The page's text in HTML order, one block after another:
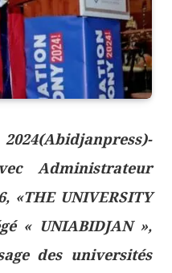
Administrateur
«THE UNIVERSITY
« UNIABIDJAN »,
des universités